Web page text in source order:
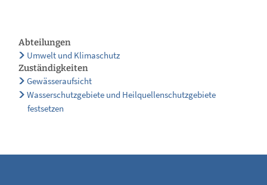
Abteilungen
Umwelt und Klimaschutz
Zuständigkeiten
Gewässeraufsicht
Wasserschutzgebiete und Heilquellenschutzgebiete
festsetzen